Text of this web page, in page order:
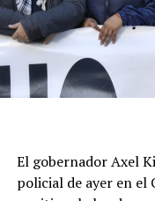
El gobernador Axel
policial de ayer en el